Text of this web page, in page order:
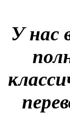
У нас